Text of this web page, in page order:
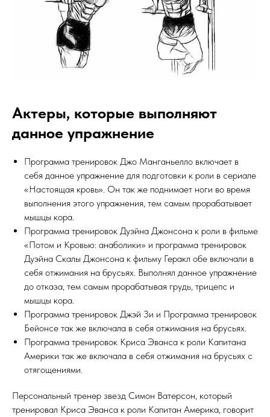
Актеры, которые выполняют
данное упражнение
Программа тренировок Джо Манганьелло включает в
себя данное упражнение для подготовки к роли в сериале
«Настоящая кровь». Он так же поднимает ноги во время
выполнения этого упражнения, тем самым прорабатывает
мышцы кора.
Программа тренировок Дуэйна Джонсона к роли в фильме
«Потом и Кровью: анаболики» и программа тренировок
Дуэйна Скалы Джонсона к фильму Геракл обе включали в
себя отжимания на брусьях. Выполнял данное упражнение
до отказа, тем самым прорабатывая грудь, трицепс и
мышцы кора.
Программа тренировок Джэй Зи и Программа тренировок
Бейонсе так же включала в себя отжимания на брусьях.
Программа тренировок Криса Эванса к роли Капитана
Америки так же включала в себя отжимания на брусьях с
отягощениями.
Персональный тренер звезд Симон Ватерсон, который
тренировал Криса Эванса к роли Капитан Америка, говорит